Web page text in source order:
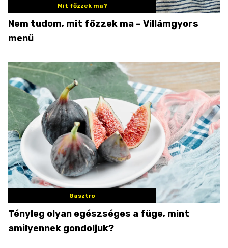
Mit főzzek ma?
Nem tudom, mit főzzek ma – Villámgyors
menü
Gasztro
Tényleg olyan egészséges a füge, mint
amilyennek gondoljuk?